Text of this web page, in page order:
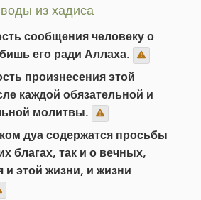
из хадиса
сообщения человеку о
его ради Аллаха.
произнесения этой
каждой обязательной и
молитвы.
дуа содержатся просьбы
благах, так и о вечных,
этой жизни, и жизни